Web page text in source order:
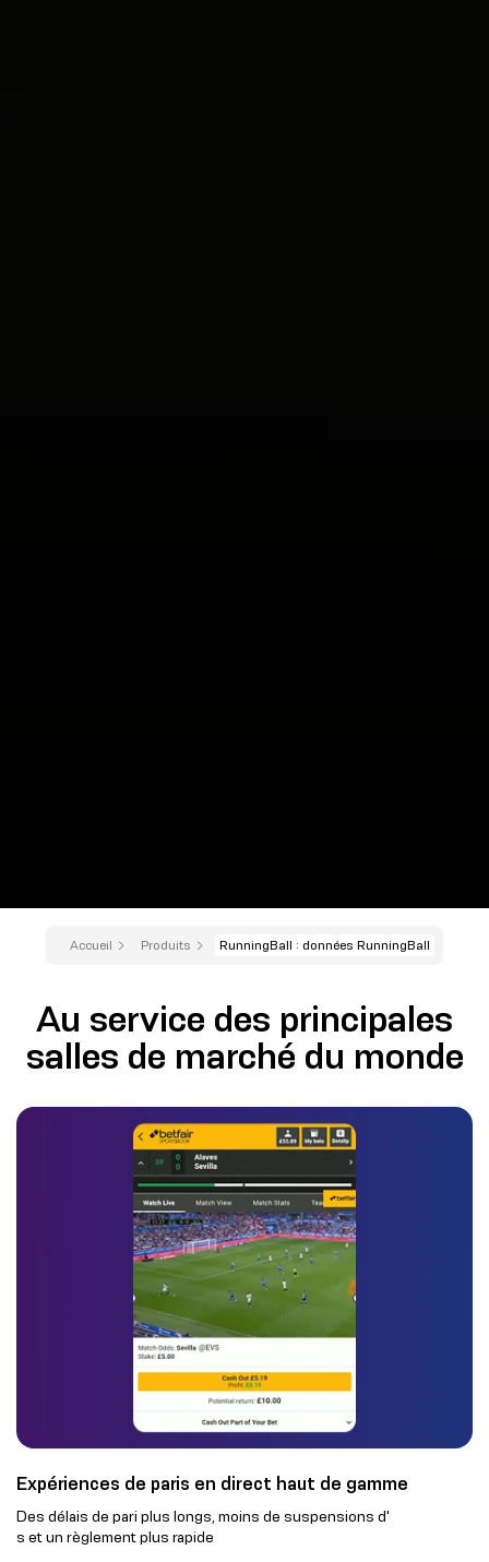
Accueil Produits RunningBall : données RunningBall
Au service des principales
salles de marché du monde
Expériences de paris en direct haut de gamme
Des délais de pari plus longs, moins de suspensions d'
s et un règlement plus rapide